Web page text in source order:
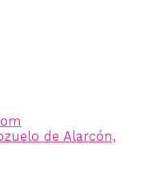
de Alarcón,